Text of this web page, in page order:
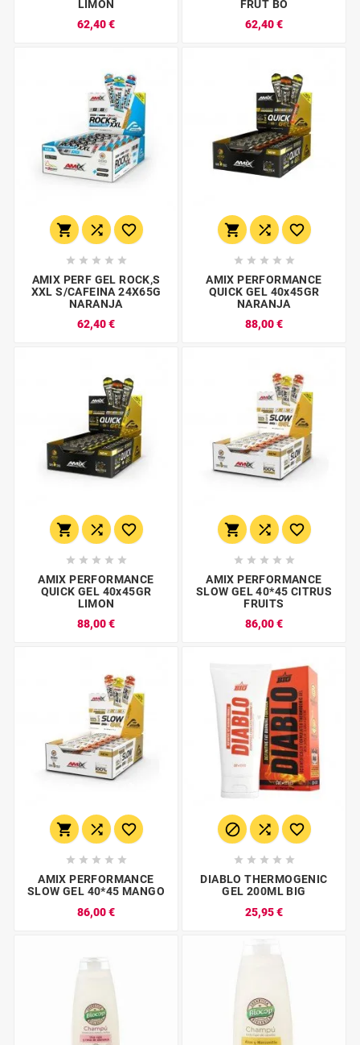
LIMON
62,40 €
FRUT BO
62,40 €
  
    
AMIX PERF GEL ROCK,S
XXL S/CAFEINA 24X65G
NARANJA
62,40 €
  
    
AMIX PERFORMANCE
QUICK GEL 40x45GR
NARANJA
88,00 €
  
    
AMIX PERFORMANCE
QUICK GEL 40x45GR
LIMON
88,00 €
  
    
AMIX PERFORMANCE
SLOW GEL 40*45 CITRUS
FRUITS
86,00 €
  
    
AMIX PERFORMANCE
SLOW GEL 40*45 MANGO
86,00 €
  
    
DIABLO THERMOGENIC
GEL 200ML BIG
25,95 €